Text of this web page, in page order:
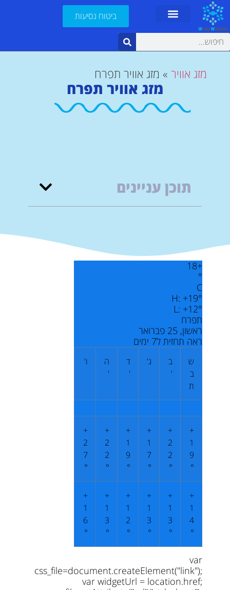
ביטוח נסיעות
מזג אוויר» מזג אוויר תפרח
מזג אוויר תפרח
תוכן עניינים
+
18
°
C
H: +19°
L: +12°
תפרח
ראשון, 25 פברואר
ראה תחזית ל7 ימים
ש
ב
ת
ב
'
ג'
ד
'
ה
'
ו'
+
1
9
°
+
2
2
°
+
1
7
°
+
1
9
°
+
2
2
°
+
2
7
°
+
1
4
°
+
1
3
°
+
1
3
°
+
1
2
°
+
1
3
°
+
1
6
°
var
css_file=document.createElement("link");
var widgetUrl = location.href;